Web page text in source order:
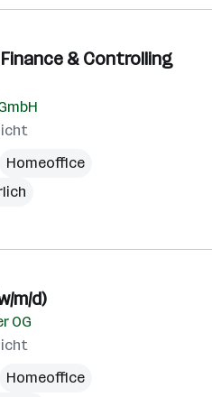
& Controlling
Homeoffice
m/d)
OG
Homeoffice